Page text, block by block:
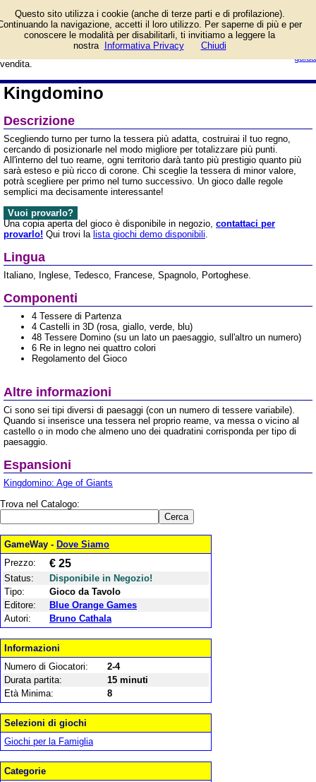
guida
piazzando le tessere nel
modo migliore, creando
territori estesi e con un buon numero
di corone. Informazioni e prezzo di
vendita.
Kingdomino
Descrizione
Scegliendo turno per turno la tessera più adatta, costruirai il tuo regno,
cercando di posizionarle nel modo migliore per totalizzare più punti.
All'interno del tuo reame, ogni territorio darà tanto più prestigio quanto più
sarà esteso e più ricco di corone. Chi sceglie la tessera di minor valore,
potrà scegliere per primo nel turno successivo. Un gioco dalle regole
semplici ma decisamente interessante!
Vuoi provarlo?
Una copia aperta del gioco è disponibile in negozio, contattaci per
provarlo! Qui trovi la lista giochi demo disponibili.
Lingua
Italiano, Inglese, Tedesco, Francese, Spagnolo, Portoghese.
Componenti
4 Tessere di Partenza
4 Castelli in 3D (rosa, giallo, verde, blu)
48 Tessere Domino (su un lato un paesaggio, sull'altro un numero)
6 Re in legno nei quattro colori
Regolamento del Gioco
Altre informazioni
Ci sono sei tipi diversi di paesaggi (con un numero di tessere variabile).
Quando si inserisce una tessera nel proprio reame, va messa o vicino al
castello o in modo che almeno uno dei quadratini corrisponda per tipo di
paesaggio.
Espansioni
Kingdomino: Age of Giants
Trova nel Catalogo:
GameWay - Dove Siamo
Prezzo:
€ 25
Status:
Disponibile in Negozio!
Tipo:
Gioco da Tavolo
Editore:
Blue Orange Games
Autori:
Bruno Cathala
Informazioni
Numero di Giocatori:
2-4
Durata partita:
15 minuti
Età Minima:
8
Selezioni di giochi
Giochi per la Famiglia
Categorie
Questo sito utilizza i cookie (anche di terze parti e di profilazione).
la navigazione, accetti il loro utilizzo. Per saperne di più e per
conoscere le modalità per disabilitarli, ti invitiamo a leggere la
nostra
Informativa Privacy Chiudi